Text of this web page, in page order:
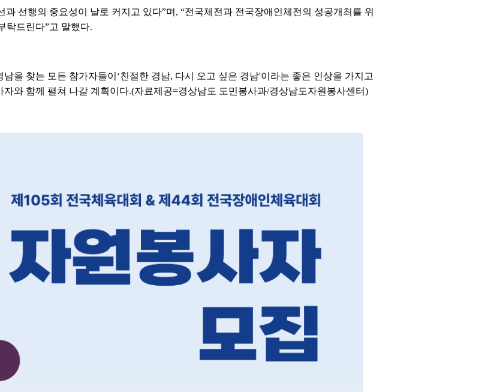
선행의 중요성이 날로 커지고 있다”며, “전국체전과 전국장애인체전의 성공개최를 위
탁드린다”고 말했다.
을 찾는 모든 참가자들이‘친절한 경남, 다시 오고 싶은 경남'이라는 좋은 인상을 가지고
와 함께 펼쳐 나갈 계획이다.(자료제공=경상남도 도민봉사과/경상남도자원봉사센터)